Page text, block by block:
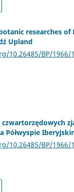
researches of
Upland
10.26485/BP/1966/
Półwyspie
10.26485/BP/1966/